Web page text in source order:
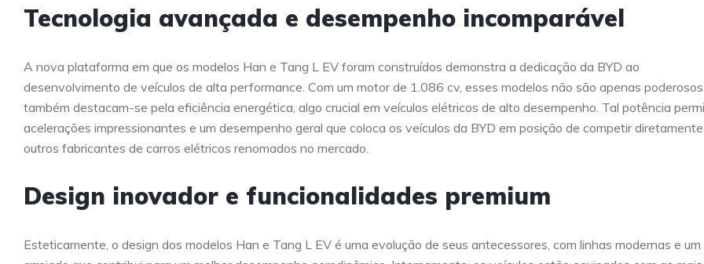
Tecnologia avançada e desempenho incomparável
A nova plataforma em que os modelos Han e Tang L EV foram construídos demonstra a dedicação da BYD ao
desenvolvimento de veículos de alta performance. Com um motor de 1.086 cv, esses modelos não são apenas
também destacam-se pela eficiência energética, algo crucial em veículos elétricos de alto desempenho. Tal potência
acelerações impressionantes e um desempenho geral que coloca os veículos da BYD em posição de competir
outros fabricantes de carros elétricos renomados no mercado.
Design inovador e funcionalidades premium
Esteticamente, o design dos modelos Han e Tang L EV é uma evolução de seus antecessores, com linhas modernas e